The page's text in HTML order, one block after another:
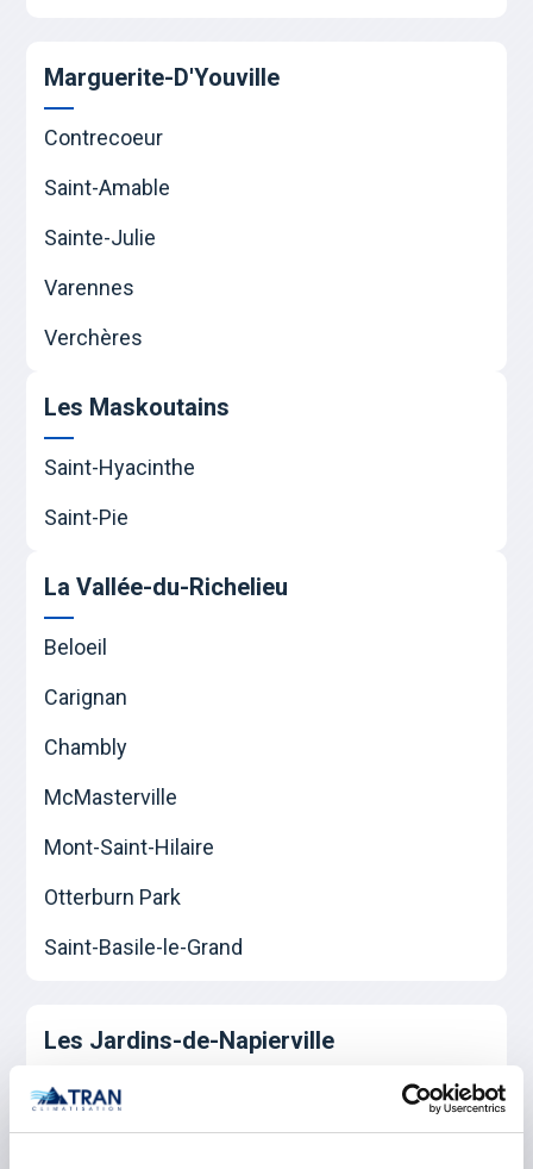
Marguerite-D'Youville
Contrecoeur
Saint-Amable
Sainte-Julie
Varennes
Verchères
Les Maskoutains
Saint-Hyacinthe
Saint-Pie
La Vallée-du-Richelieu
Beloeil
Carignan
Chambly
McMasterville
Mont-Saint-Hilaire
Otterburn Park
Saint-Basile-le-Grand
Les Jardins-de-Napierville
Napierville